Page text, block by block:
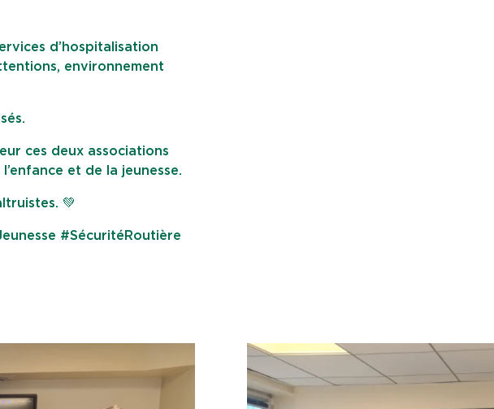
d’hospitalisation
environnement
ces deux associations
et de la jeunesse.
💚
#SécuritéRoutière